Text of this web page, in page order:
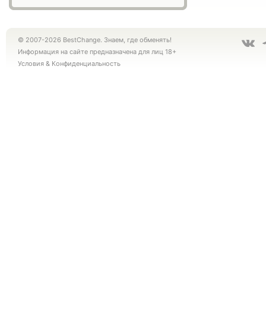
© 2007-2026 BestChange. Знаем, где обменять!
Информация на сайте предназначена для лиц 18+
Условия & Конфиденциальность